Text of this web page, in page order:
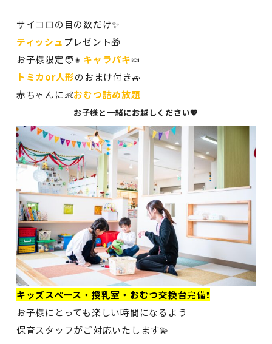
サイコロの目の数だけ✨
ティッシュ プレゼント🎁
お子様限定🧑👧 キャラパキ🍬
トミカor人形のおまけ付き🚙
赤ちゃんに👶おむつ詰め放題
お子様と一緒にお越しください💖
キッズスペース・授乳室・おむつ交換台完備❗
お子様にとっても楽しい時間になるよう
保育スタッフがご対応いたします💫